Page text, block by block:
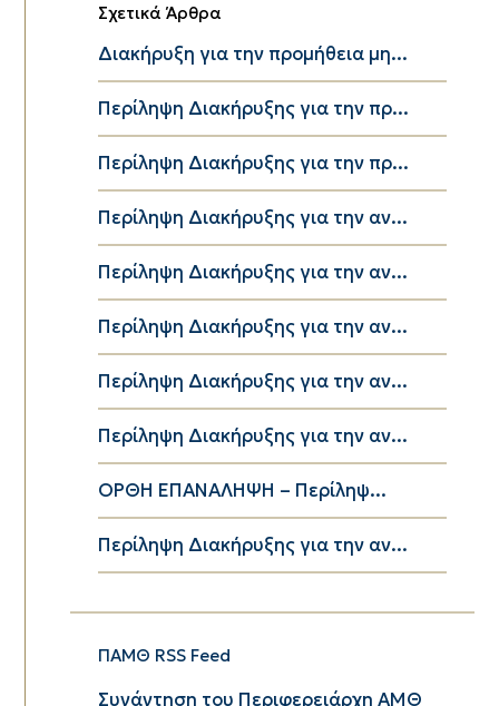
Σχετικά Άρθρα
Διακήρυξη για την προμήθεια μη...
Περίληψη Διακήρυξης για την πρ...
Περίληψη Διακήρυξης για την πρ...
Περίληψη Διακήρυξης για την αν...
Περίληψη Διακήρυξης για την αν...
Περίληψη Διακήρυξης για την αν...
Περίληψη Διακήρυξης για την αν...
Περίληψη Διακήρυξης για την αν...
ΟΡΘΗ ΕΠΑΝΑΛΗΨΗ – Περίληψ...
Περίληψη Διακήρυξης για την αν...
ΠΑΜΘ RSS Feed
Συνάντηση του Περιφερειάρχη ΑΜΘ